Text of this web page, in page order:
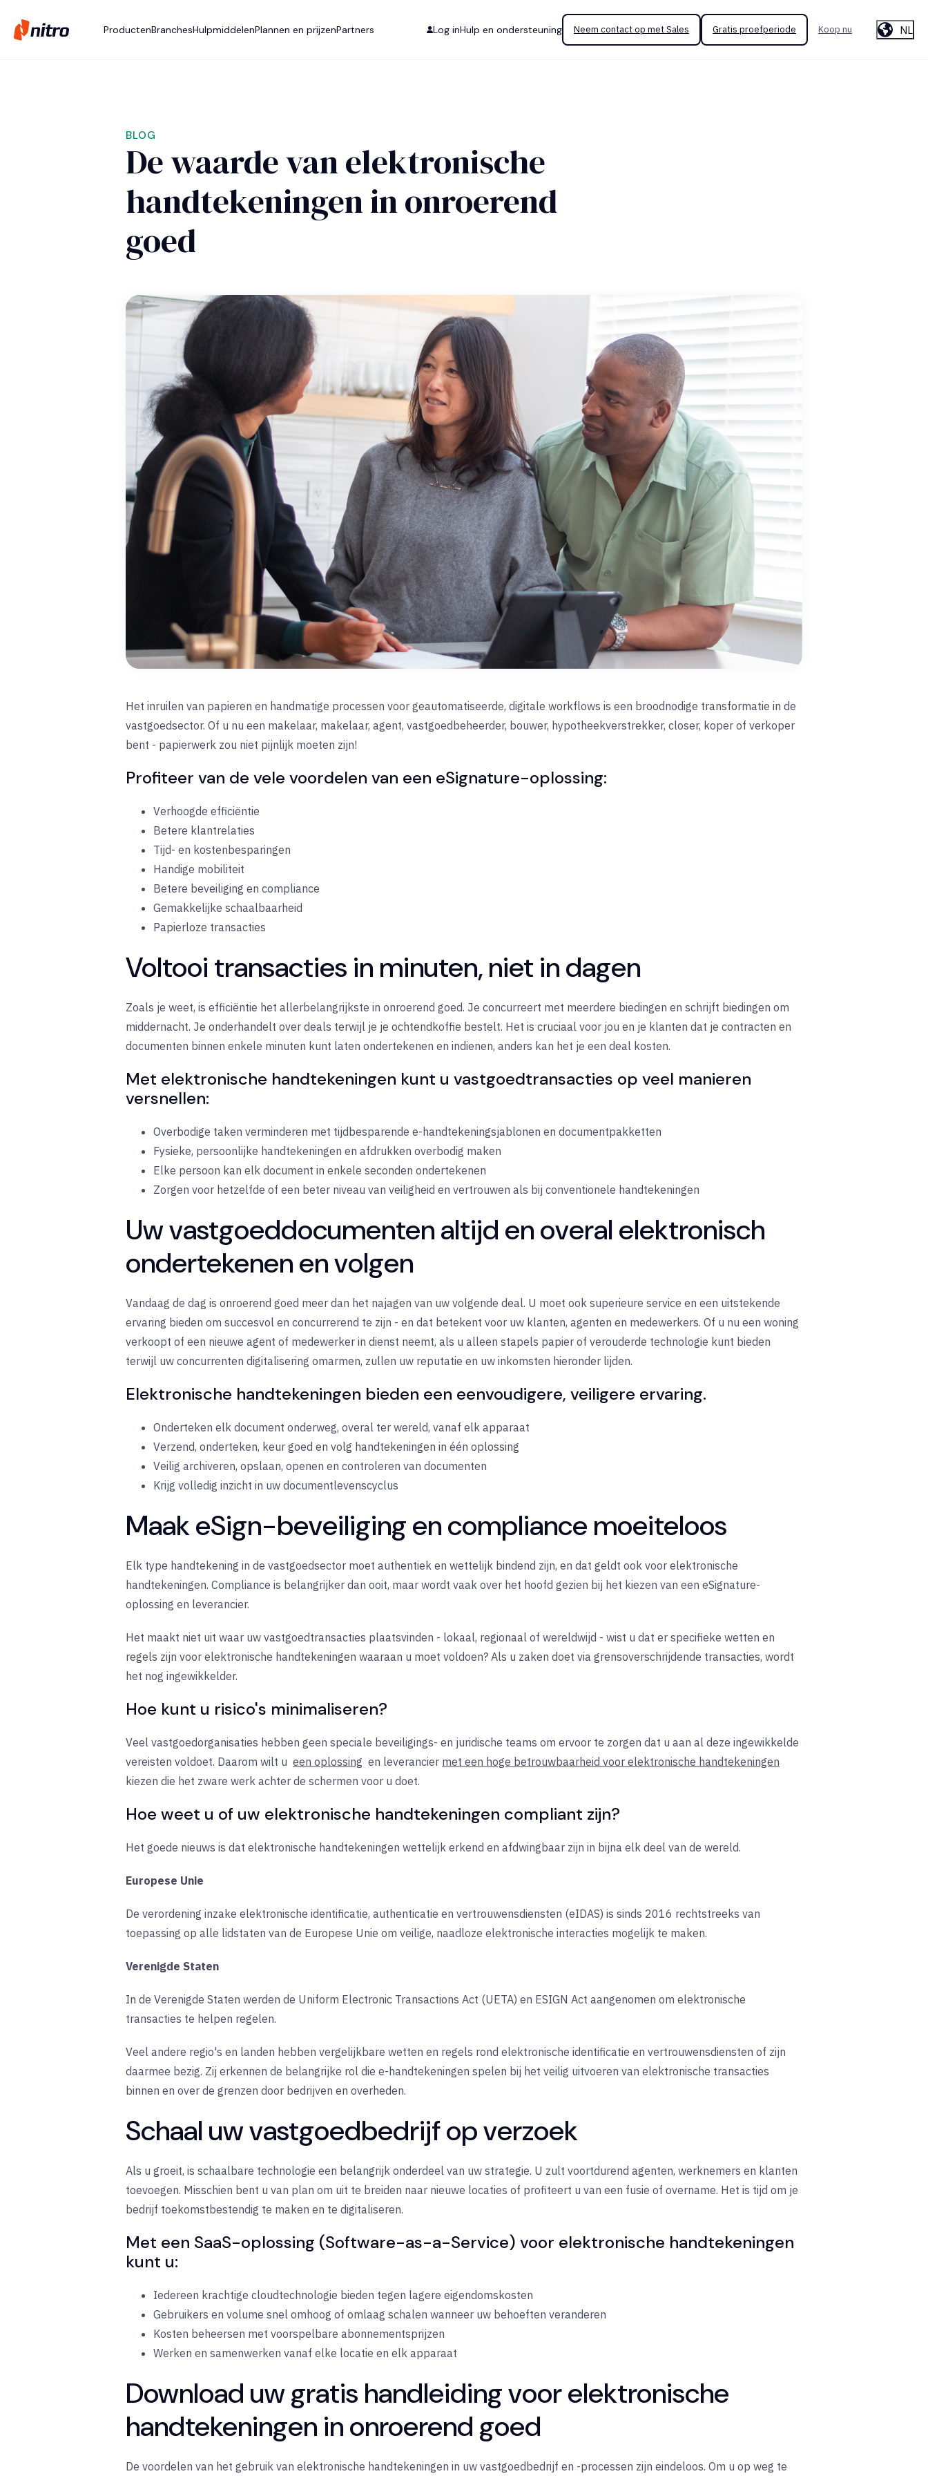
ProductenBranchesHulpmiddelenPlannen en prijzenPartners Log inHulp en ondersteuning Neem contact op met Sales Gratis proefperiode Koop nu NL
BLOG
De waarde van elektronische
handtekeningen in onroerend
goed
Het inruilen van papieren en handmatige processen voor geautomatiseerde, digitale workflows is een broodnodige transformatie in de
vastgoedsector. Of u nu een makelaar, makelaar, agent, vastgoedbeheerder, bouwer, hypotheekverstrekker, closer, koper of verkoper
bent - papierwerk zou niet pijnlijk moeten zijn!
Profiteer van de vele voordelen van een eSignature-oplossing:
Verhoogde efficiëntie
Betere klantrelaties
Tijd- en kostenbesparingen
Handige mobiliteit
Betere beveiliging en compliance
Gemakkelijke schaalbaarheid
Papierloze transacties
Voltooi transacties in minuten, niet in dagen
Zoals je weet, is efficiëntie het allerbelangrijkste in onroerend goed. Je concurreert met meerdere biedingen en schrijft biedingen om
middernacht. Je onderhandelt over deals terwijl je je ochtendkoffie bestelt. Het is cruciaal voor jou en je klanten dat je contracten en
documenten binnen enkele minuten kunt laten ondertekenen en indienen, anders kan het je een deal kosten.
Met elektronische handtekeningen kunt u vastgoedtransacties op veel manieren
versnellen:
Overbodige taken verminderen met tijdbesparende e-handtekeningsjablonen en documentpakketten
Fysieke, persoonlijke handtekeningen en afdrukken overbodig maken
Elke persoon kan elk document in enkele seconden ondertekenen
Zorgen voor hetzelfde of een beter niveau van veiligheid en vertrouwen als bij conventionele handtekeningen
Uw vastgoeddocumenten altijd en overal elektronisch
ondertekenen en volgen
Vandaag de dag is onroerend goed meer dan het najagen van uw volgende deal. U moet ook superieure service en een uitstekende
ervaring bieden om succesvol en concurrerend te zijn - en dat betekent voor uw klanten, agenten en medewerkers. Of u nu een woning
verkoopt of een nieuwe agent of medewerker in dienst neemt, als u alleen stapels papier of verouderde technologie kunt bieden
terwijl uw concurrenten digitalisering omarmen, zullen uw reputatie en uw inkomsten hieronder lijden.
Elektronische handtekeningen bieden een eenvoudigere, veiligere ervaring.
Onderteken elk document onderweg, overal ter wereld, vanaf elk apparaat
Verzend, onderteken, keur goed en volg handtekeningen in één oplossing
Veilig archiveren, opslaan, openen en controleren van documenten
Krijg volledig inzicht in uw documentlevenscyclus
Maak eSign-beveiliging en compliance moeiteloos
Elk type handtekening in de vastgoedsector moet authentiek en wettelijk bindend zijn, en dat geldt ook voor elektronische
handtekeningen. Compliance is belangrijker dan ooit, maar wordt vaak over het hoofd gezien bij het kiezen van een eSignature-
oplossing en leverancier.
Het maakt niet uit waar uw vastgoedtransacties plaatsvinden - lokaal, regionaal of wereldwijd - wist u dat er specifieke wetten en
regels zijn voor elektronische handtekeningen waaraan u moet voldoen? Als u zaken doet via grensoverschrijdende transacties, wordt
het nog ingewikkelder.
Hoe kunt u risico's minimaliseren?
Veel vastgoedorganisaties hebben geen speciale beveiligings- en juridische teams om ervoor te zorgen dat u aan al deze ingewikkelde
vereisten voldoet. Daarom wilt u een oplossing en leverancier met een hoge betrouwbaarheid voor elektronische handtekeningen
kiezen die het zware werk achter de schermen voor u doet.
Hoe weet u of uw elektronische handtekeningen compliant zijn?
Het goede nieuws is dat elektronische handtekeningen wettelijk erkend en afdwingbaar zijn in bijna elk deel van de wereld.
Europese Unie
De verordening inzake elektronische identificatie, authenticatie en vertrouwensdiensten (eIDAS) is sinds 2016 rechtstreeks van
toepassing op alle lidstaten van de Europese Unie om veilige, naadloze elektronische interacties mogelijk te maken.
Verenigde Staten
In de Verenigde Staten werden de Uniform Electronic Transactions Act (UETA) en ESIGN Act aangenomen om elektronische
transacties te helpen regelen.
Veel andere regio's en landen hebben vergelijkbare wetten en regels rond elektronische identificatie en vertrouwensdiensten of zijn
daarmee bezig. Zij erkennen de belangrijke rol die e-handtekeningen spelen bij het veilig uitvoeren van elektronische transacties
binnen en over de grenzen door bedrijven en overheden.
Schaal uw vastgoedbedrijf op verzoek
Als u groeit, is schaalbare technologie een belangrijk onderdeel van uw strategie. U zult voortdurend agenten, werknemers en klanten
toevoegen. Misschien bent u van plan om uit te breiden naar nieuwe locaties of profiteert u van een fusie of overname. Het is tijd om je
bedrijf toekomstbestendig te maken en te digitaliseren.
Met een SaaS-oplossing (Software-as-a-Service) voor elektronische handtekeningen
kunt u:
Iedereen krachtige cloudtechnologie bieden tegen lagere eigendomskosten
Gebruikers en volume snel omhoog of omlaag schalen wanneer uw behoeften veranderen
Kosten beheersen met voorspelbare abonnementsprijzen
Werken en samenwerken vanaf elke locatie en elk apparaat
Download uw gratis handleiding voor elektronische
handtekeningen in onroerend goed
De voordelen van het gebruik van elektronische handtekeningen in uw vastgoedbedrijf en -processen zijn eindeloos. Om u op weg te